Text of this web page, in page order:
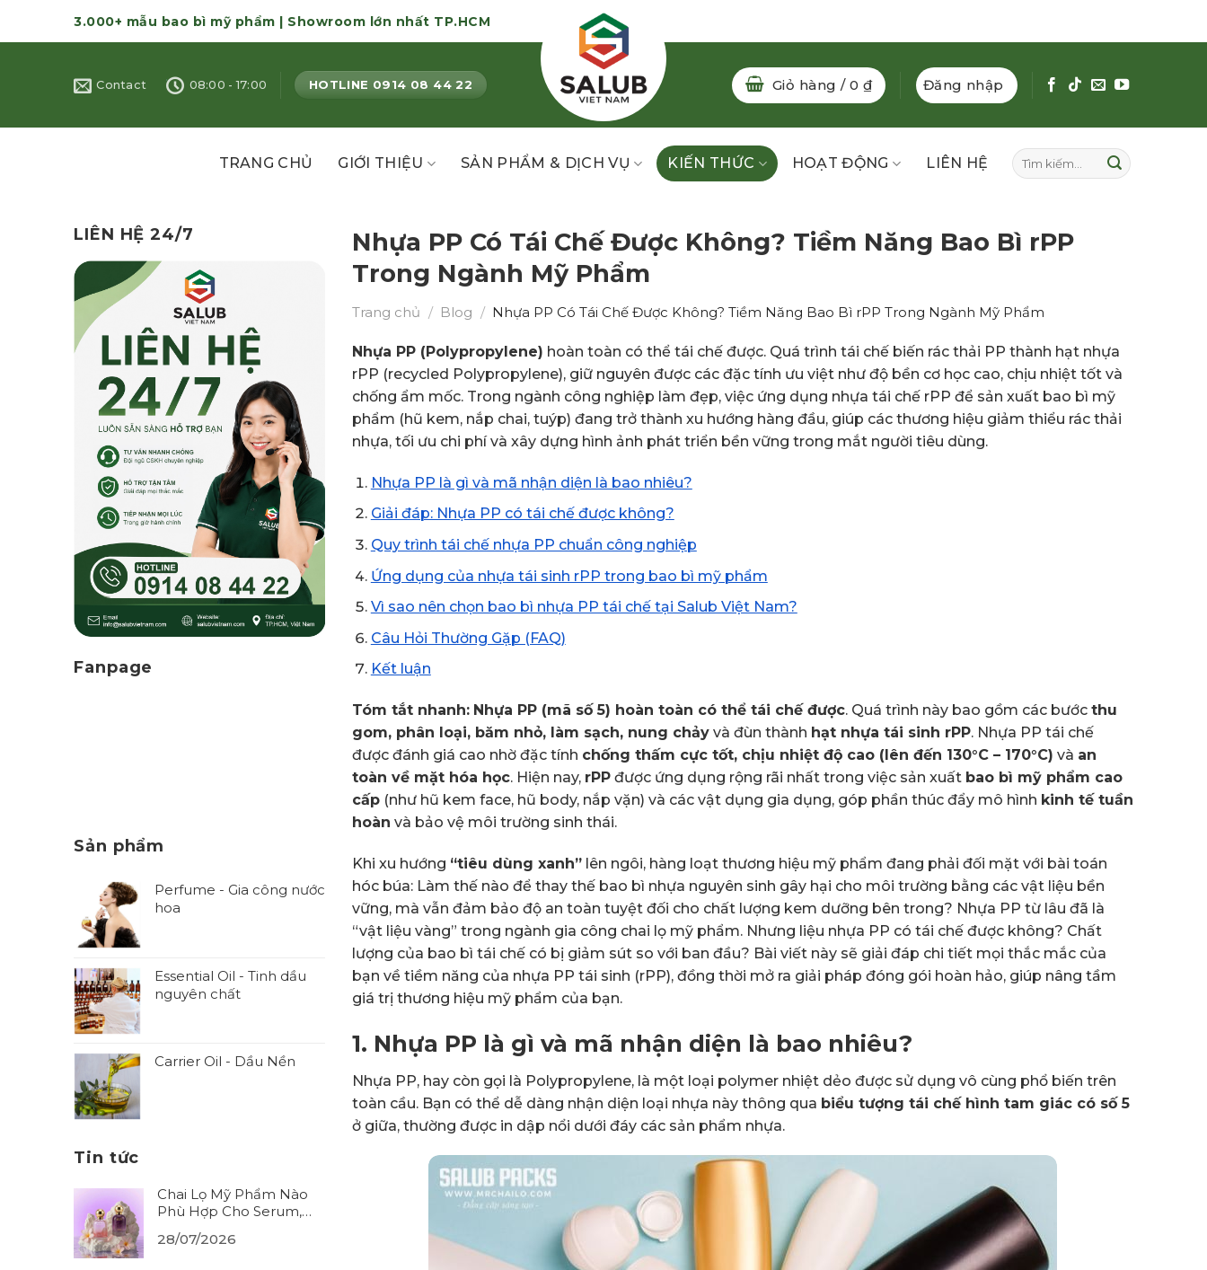
3.000+ mẫu bao bì mỹ phẩm | Showroom lớn nhất TP.HCM
Contact 08:00 - 17:00 HOTLINE 0914 08 44 22 Giỏ hàng / 0 ₫ Đăng nhập
TRANG CHỦ GIỚI THIỆU SẢN PHẨM & DỊCH VỤ KIẾN THỨC HOẠT ĐỘNG LIÊN HỆ
Tìm
kiếm:
LIÊN HỆ 24/7
Fanpage
Sản phẩm
Perfume - Gia công nước
hoa
Essential Oil - Tinh dầu
nguyên chất
Carrier Oil - Dầu Nền
Tin tức
Chai Lọ Mỹ Phẩm Nào
Phù Hợp Cho Serum,
Đúng Chất Liệu (2026)
28/07/2026
Nhựa PP Có Tái Chế Được Không? Tiềm Năng Bao Bì rPP
Trong Ngành Mỹ Phẩm
Trang chủ / Blog / Nhựa PP Có Tái Chế Được Không? Tiềm Năng Bao Bì rPP Trong Ngành Mỹ Phẩm
Nhựa PP (Polypropylene) hoàn toàn có thể tái chế được. Quá trình tái chế biến rác thải PP thành hạt nhựa
rPP (recycled Polypropylene), giữ nguyên được các đặc tính ưu việt như độ bền cơ học cao, chịu nhiệt tốt và
chống ẩm mốc. Trong ngành công nghiệp làm đẹp, việc ứng dụng nhựa tái chế rPP để sản xuất bao bì mỹ
phẩm (hũ kem, nắp chai, tuýp) đang trở thành xu hướng hàng đầu, giúp các thương hiệu giảm thiểu rác thải
nhựa, tối ưu chi phí và xây dựng hình ảnh phát triển bền vững trong mắt người tiêu dùng.
Nhựa PP là gì và mã nhận diện là bao nhiêu?
Giải đáp: Nhựa PP có tái chế được không?
Quy trình tái chế nhựa PP chuẩn công nghiệp
Ứng dụng của nhựa tái sinh rPP trong bao bì mỹ phẩm
Vì sao nên chọn bao bì nhựa PP tái chế tại Salub Việt Nam?
Câu Hỏi Thường Gặp (FAQ)
Kết luận
Tóm tắt nhanh: Nhựa PP (mã số 5) hoàn toàn có thể tái chế được. Quá trình này bao gồm các bước thu
gom, phân loại, băm nhỏ, làm sạch, nung chảy và đùn thành hạt nhựa tái sinh rPP. Nhựa PP tái chế
được đánh giá cao nhờ đặc tính chống thấm cực tốt, chịu nhiệt độ cao (lên đến 130°C – 170°C) và an
toàn về mặt hóa học. Hiện nay, rPP được ứng dụng rộng rãi nhất trong việc sản xuất bao bì mỹ phẩm cao
cấp (như hũ kem face, hũ body, nắp vặn) và các vật dụng gia dụng, góp phần thúc đẩy mô hình kinh tế tuần
hoàn và bảo vệ môi trường sinh thái.
Khi xu hướng “tiêu dùng xanh” lên ngôi, hàng loạt thương hiệu mỹ phẩm đang phải đối mặt với bài toán
hóc búa: Làm thế nào để thay thế bao bì nhựa nguyên sinh gây hại cho môi trường bằng các vật liệu bền
vững, mà vẫn đảm bảo độ an toàn tuyệt đối cho chất lượng kem dưỡng bên trong? Nhựa PP từ lâu đã là
“vật liệu vàng” trong ngành gia công chai lọ mỹ phẩm. Nhưng liệu nhựa PP có tái chế được không? Chất
lượng của bao bì tái chế có bị giảm sút so với ban đầu? Bài viết này sẽ giải đáp chi tiết mọi thắc mắc của
bạn về tiềm năng của nhựa PP tái sinh (rPP), đồng thời mở ra giải pháp đóng gói hoàn hảo, giúp nâng tầm
giá trị thương hiệu mỹ phẩm của bạn.
1. Nhựa PP là gì và mã nhận diện là bao nhiêu?
Nhựa PP, hay còn gọi là Polypropylene, là một loại polymer nhiệt dẻo được sử dụng vô cùng phổ biến trên
toàn cầu. Bạn có thể dễ dàng nhận diện loại nhựa này thông qua biểu tượng tái chế hình tam giác có số 5
ở giữa, thường được in dập nổi dưới đáy các sản phẩm nhựa.